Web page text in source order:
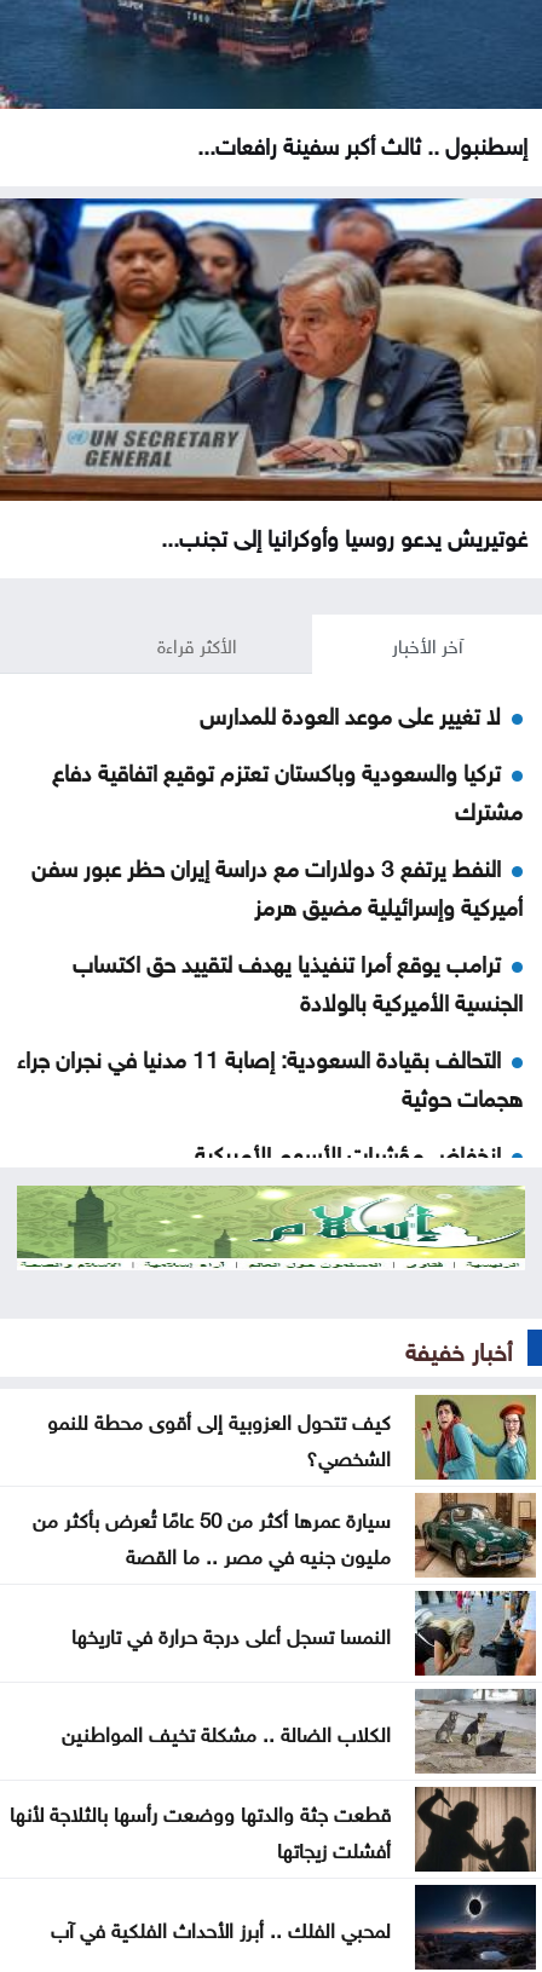
إسطنبول .. ثالث أكبر سفينة رافعات...
غوتيريش يدعو روسيا وأوكرانيا إلى تجنب...
آخر الأخبار الأكثر قراءة
لا تغيير على موعد العودة للمدارس
تركيا والسعودية وباكستان تعتزم توقيع اتفاقية دفاع
مشترك
النفط يرتفع 3 دولارات مع دراسة إيران حظر عبور سفن
أميركية وإسرائيلية مضيق هرمز
ترامب يوقع أمرا تنفيذيا يهدف لتقييد حق اكتساب
الجنسية الأميركية بالولادة
التحالف بقيادة السعودية: إصابة 11 مدنيا في نجران جراء
هجمات حوثية
انخفاض مؤشرات الأسهم الأميركية
الشيباني: زعزعة الأمن لن تثنينا عن المضي في مسار
التعافي وبناء الدولة
بلدية جرش الكبرى: تكليف الحوامدة مديراً لدائرة
الخدمات العامة
نظرية E-N وفرضية تحمل التكاليف على حساب
المواطنN
500 ألف دينار لدعم مشاريع البنية التحتية في الوسطية
بشيكطاش يعود من التشيك بفوز ثمين في ذهاب
تمهيدي الدوري الأوروبي
أوغندا توافق على نشر وحدة من جيشها في غزة
إسطنبول .. ثالث أكبر سفينة رافعات بالعالم تمر عبر
مضيق البوسفور
الأردن يدين التفجير الإرهابي الذي استهدف حافلة في
جرمانا بريف دمشق
أخبار خفيفة
كيف تتحول العزوبية إلى أقوى محطة للنمو
الشخصي؟
سيارة عمرها أكثر من 50 عامًا تُعرض بأكثر من
مليون جنيه في مصر .. ما القصة
النمسا تسجل أعلى درجة حرارة في تاريخها
الكلاب الضالة .. مشكلة تخيف المواطنين
قطعت جثة والدتها ووضعت رأسها بالثلاجة لأنها
أفشلت زيجاتها
لمحبي الفلك .. أبرز الأحداث الفلكية في آب